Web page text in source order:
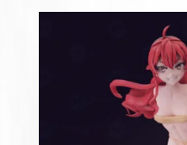
Kumo Desu ga,
Mushoku Tensei
Overlord NSFW